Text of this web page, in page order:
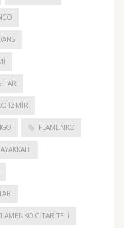
IZMIR
FLAMENKO
GITAR TELI